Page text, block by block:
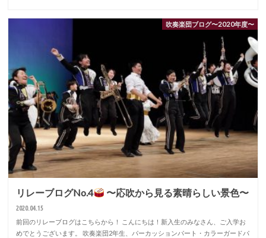
吹奏楽団ブログ〜2020年度〜
リレーブログNo.4 〜応吹から見る素晴らしい景色〜
2020.04.15
前回のリレーブログはこちらから！ こんにちは！新入生のみなさん、ご入学お
めでとうございます。 吹奏楽団2年生、パーカッションパート・カラーガードパ